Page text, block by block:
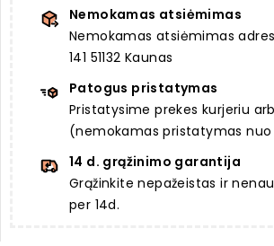
Nemokamas atsiėmimas
Nemokamas atsiėmimas
141 51132 Kaunas
Patogus pristatymas
Pristatysime prekes kurjeriu
(nemokamas pristatymas nuo
14 d. grąžinimo garantija
Grąžinkite nepažeistas ir
per 14d.